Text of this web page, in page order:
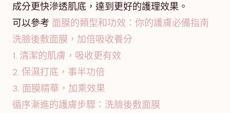
成分更快滲透肌底，達到更好的護理效果。
可以參考 面膜的類型和功效：你的護膚必備指南
洗臉後敷面膜，加倍吸收養分
1. 清潔的肌膚，吸收更有效
2. 保濕打底，事半功倍
3. 面膜精華，加乘效果
循序漸進的護膚步驟：洗臉後敷面膜